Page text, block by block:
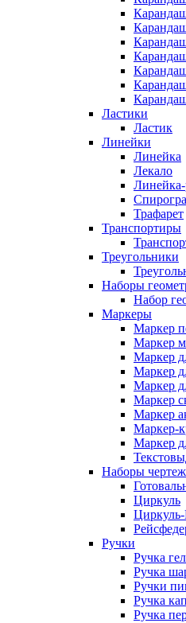
Ластики
Ластик
Линейки
Линейка
Лекало
Трафарет
Транспортиры
Треугольники
Наборы
Набор
Маркеры
Маркер
Маркер
Маркер
Маркер
Маркер
Маркер
Маркер
Маркер-
Маркер
Наборы
Циркуль
Ручки
Ручка
Ручка
Ручки
Ручка
Ручка